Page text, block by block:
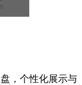
，个性化展示与